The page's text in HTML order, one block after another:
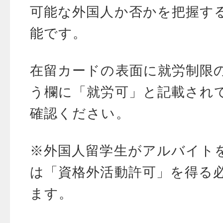
可能な外国人か否かを把握す
能です。
在留カードの表面に就労制限
う欄に「就労可」と記載され
確認ください。
※外国人留学生がアルバイト
は「資格外活動許可」を得る
ます。